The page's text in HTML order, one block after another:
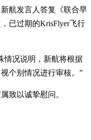
航发言人答复《联合早
已过期的KrisFlyer飞行
情况说明，新航将根据
个别情况进行审核。”
致以诚挚慰问。